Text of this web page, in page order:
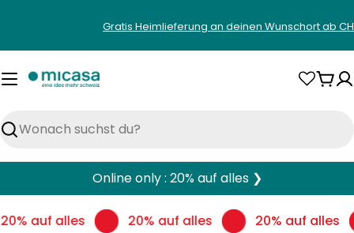
springen
Gratis Heimlieferung an deinen Wunschort ab
Suchen
Online only : 20% auf alles ❯
auf alles 20% auf alles 20% auf alles